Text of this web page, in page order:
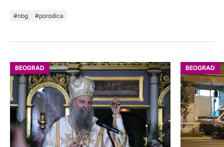
nbg porodica
BEOGRAD BEOGRAD